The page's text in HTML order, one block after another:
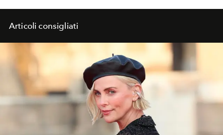
Articoli consigliati